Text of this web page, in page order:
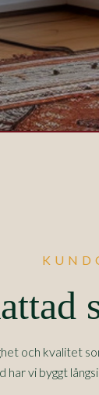
och kvalitet
vi byggt